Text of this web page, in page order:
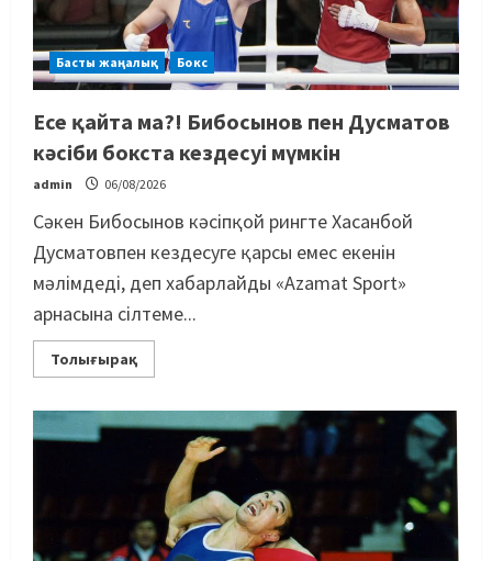
Басты жаңалық Бокс
Есе қайта ма?! Бибосынов пен Дусматов
кәсіби бокста кездесуі мүмкін
admin 06/08/2026
Сәкен Бибосынов кәсіпқой рингте Хасанбой
Дусматовпен кездесуге қарсы емес екенін
мәлімдеді, деп хабарлайды «Azamat Sport»
арнасына сілтеме...
Толығырақ